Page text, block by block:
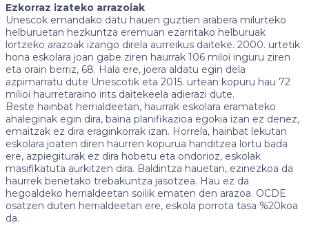
Ezkorraz izateko arrazoiak
Unescok emandako datu hauen guztien arabera milurteko
helburuetan hezkuntza eremuan ezarritako helburuak
lortzeko arazoak izango direla aurreikus daiteke. 2000. urtetik
hona eskolara joan gabe ziren haurrak 106 miloi inguru ziren
eta orain berriz, 68. Hala ere, joera aldatu egin dela
azpimarratu dute Unescotik eta 2015. urtean kopuru hau 72
milioi haurretaraino irits daitekeela adierazi dute.
Beste hainbat herrialdeetan, haurrak eskolara eramateko
ahaleginak egin dira, baina planifikazioa egokia izan ez denez,
emaitzak ez dira eraginkorrak izan. Horrela, hainbat lekutan
eskolara joaten diren haurren kopurua handitzea lortu bada
ere, azpiegiturak ez dira hobetu eta ondorioz, eskolak
masifikatuta aurkitzen dira. Baldintza hauetan, ezinezkoa da
haurrek benetako trebakuntza jasotzea. Hau ez da
hegoaldeko herrialdeetan soilik ematen den arazoa. OCDE
osatzen duten herrialdeetan ere, eskola porrota tasa %20koa
da.